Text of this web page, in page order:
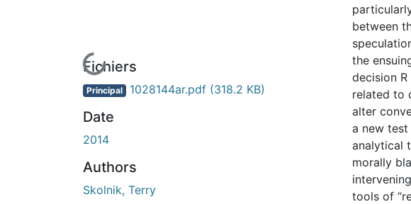
En cours de chargement...
Fichiers
Principal 1028144ar.pdf (318.2 KB)
Date
2014
Authors
Skolnik, Terry
between
the
decision
related to
alter
a new
analytical
morally
tools of